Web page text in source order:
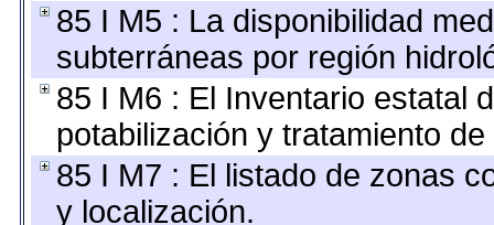
85 I M5 : La disponibilidad
subterráneas por región
85 I M6 : El Inventario estatal
potabilización y tratamiento
85 I M7 : El listado de zonas
y localización.